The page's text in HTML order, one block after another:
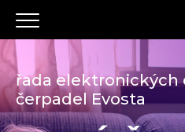
řada elektronických
čerpadel Evosta